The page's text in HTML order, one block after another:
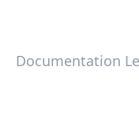
Documentation